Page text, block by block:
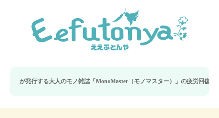
大人のモノ雑誌「MonoMaster（モノマスター）」の疲労回復・睡眠の向上特集